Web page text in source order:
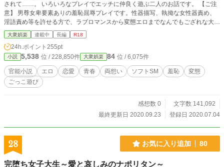
されて……。 いろいろなプレイでエッチに仲良く遊ぶ二人のお話です。 【ご注
意】 男尊女卑要素ありの羞恥屈辱プレイです。性器描写、執拗な女性器責め、
淫語責め等を許せる方で、ラブロマンスから変態エロまでなんでもござれな大人
向け。血を見るハードプレイはありません。 ※2023年 改稿作業再開 改稿済み
の話のタイトルに一時的に◆を付けています
大衆娯楽 連載中 長編 R18
24h.ポイント 255pt
小説 5,538 位 / 228,850件 大衆娯楽 84 位 / 6,075件
官能小説 エロ 恋愛 青春 両想い ソフトSM 羞恥
変態
ごっこ遊び
感想数 0
文字数 141,092
最終更新日 2020.09.23
登録日 2020.07.04
28 お気に入り追加 80
完堕ち女子大生～愛と哀しみのナポリタン～